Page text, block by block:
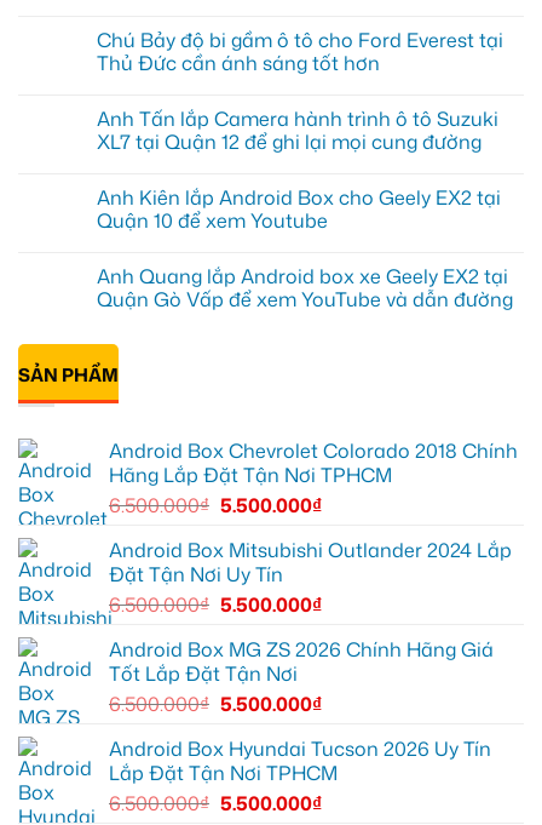
bình
luận
ở
lắp
Android
box
tại
Quận
1,
giải
trí
Chú Bảy độ bi gầm ô tô cho Ford Everest tại
Thủ Đức cần ánh sáng tốt hơn
bình
luận
ở
độ
bi
gầm
cho
Ford
Everest
Thủ
Đức
cần
ánh
sáng
Anh Tấn lắp Camera hành trình ô tô Suzuki
XL7 tại Quận 12 để ghi lại mọi cung đường
bình
luận
ở
lắp
Camera
hành
ô
Suzuki
XL7
tại
ghi
mọi
cung
đường
Anh Kiên lắp Android Box cho Geely EX2 tại
Quận 10 để xem Youtube
bình
luận
ở
Kiên
Android
Box
cho
tại
Quận
xem
Youtube
Anh Quang lắp Android box xe Geely EX2 tại
Quận Gò Vấp để xem YouTube và dẫn đường
có
luận
ở
Anh
Android
box
Geely
EX2
tại
Quận
Gò
Vấp
xem
YouTube
dẫn
đường
SẢN PHẨM
Android Box Chevrolet Colorado 2018 Chính
Hãng Lắp Đặt Tận Nơi TPHCM
6.500.000₫ 5.500.000₫
Android Box Mitsubishi Outlander 2024 Lắp
Đặt Tận Nơi Uy Tín
6.500.000₫ 5.500.000₫
Android Box MG ZS 2026 Chính Hãng Giá
Tốt Lắp Đặt Tận Nơi
6.500.000₫ 5.500.000₫
Android Box Hyundai Tucson 2026 Uy Tín
Lắp Đặt Tận Nơi TPHCM
6.500.000₫ 5.500.000₫